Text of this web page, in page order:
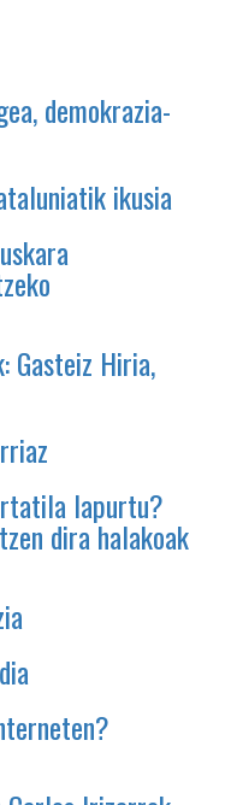
demokrazia-
ikusia
Gasteiz Hiria,
lapurtu?
dira halakoak